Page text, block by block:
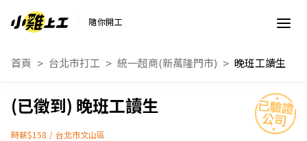
隨你開工
首頁 台北市打工 統一超商(新萬隆門市) 晚班工讀生
晚班工讀生
時薪$158 / 台北市文山區